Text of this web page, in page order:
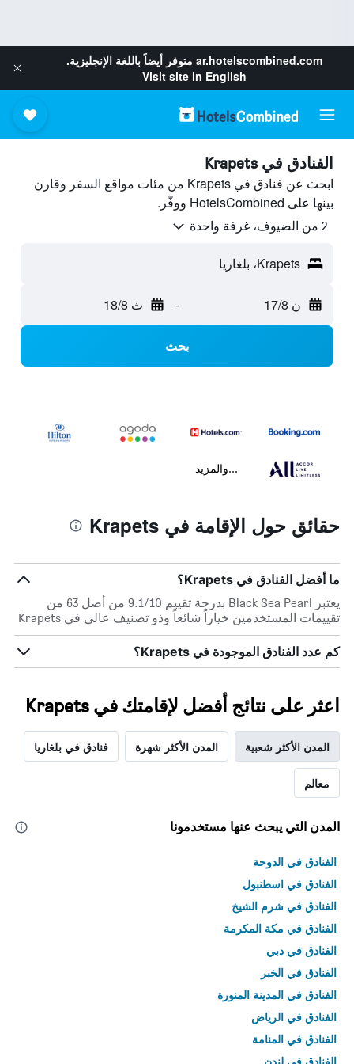
ar.hotelscombined.com متوفر أيضاً باللغة الإنجليزية.
Visit site in English
الفنادق في Krapets
ابحث عن فنادق في Krapets من مئات مواقع السفر وقارن
بينها على HotelsCombined ووفّر.
2 من الضيوف، غرفة واحدة
Krapets، بلغاريا
ن 17/8 - ث 18/8
بحث
...والمزيد
حقائق حول الإقامة في Krapets
ما أفضل الفنادق في Krapets؟
يعتبر Black Sea Pearl بدرجة تقييم 9.1/10 من أصل 63 من
تقييمات المستخدمين خياراً شائعاً وذو تصنيف عالي في Krapets
كم عدد الفنادق الموجودة في Krapets؟
اعثر على نتائج أفضل لإقامتك في Krapets
المدن الأكثر شعبية المدن الأكثر شهرة فنادق في بلغاريا
معالم
المدن التي يبحث عنها مستخدمونا
الفنادق في الدوحة
الفنادق في اسطنبول
الفنادق في شرم الشيخ
الفنادق في مكة المكرمة
الفنادق في دبي
الفنادق في الخبر
الفنادق في المدينة المنورة
الفنادق في الرياض
الفنادق في المنامة